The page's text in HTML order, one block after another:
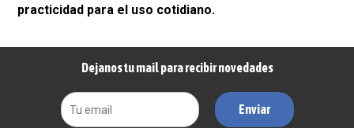
practicidad para el uso cotidiano.
Dejanos tu mail para recibir novedades
Enviar